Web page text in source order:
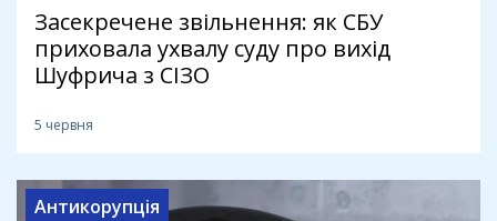
Засекречене звільнення: як СБУ
приховала ухвалу суду про вихід
Шуфрича з СІЗО
5 червня
Антикорупція